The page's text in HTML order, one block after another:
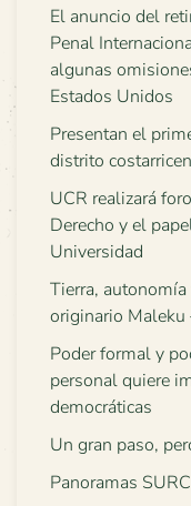
El anuncio del
Penal
algunas
Estados Unidos
Presentan el
distrito
UCR realizará
Derecho y el
Universidad
Tierra,
originario Maleku
Poder formal y
personal quiere
democráticas
Un gran paso,
Panoramas